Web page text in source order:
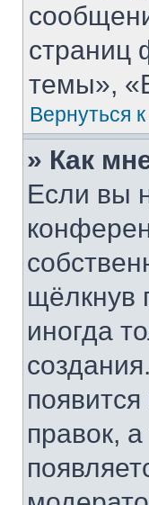
страниц
темы»,
Вернуться
» Как
Если вы
щёлкнув
иногда
правок,